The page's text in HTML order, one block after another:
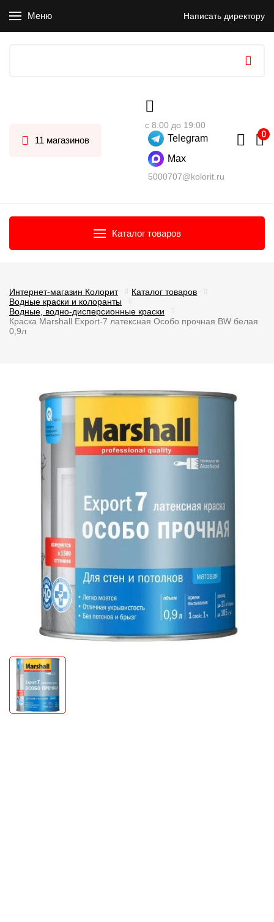
Меню Написать директору
11 магазинов
с 8:00 до 19:00
Telegram
Max
5000707@kolorit.ru
Каталог товаров
Интернет-магазин Колорит
Каталог товаров
Водные краски и колоранты
Водные, водно-дисперсионные краски
Краска Marshall Export-7 латексная Особо прочная BW белая
0,9л